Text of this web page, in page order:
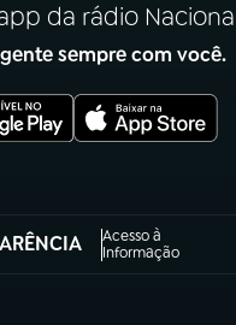
da rádio
sempre com você.
Acesso à
Informação
aba)